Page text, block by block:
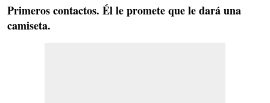
Primeros contactos. Él le promete que le dará una
camiseta.